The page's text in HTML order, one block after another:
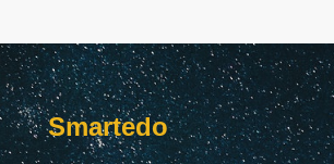
Smartedo